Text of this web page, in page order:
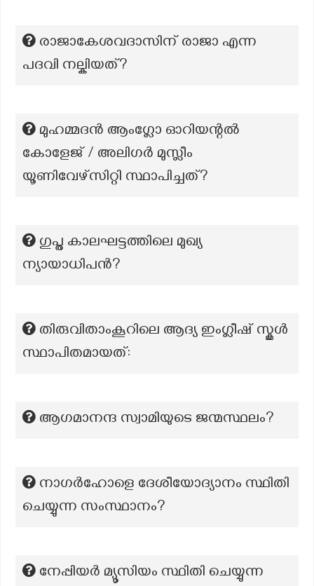
രാജാകേശവദാസിന് രാജാ എന്ന
പദവി നല്കിയത്?
മുഹമ്മദൻ ആംഗ്ലോ ഓറിയന്റൽ
കോളേജ് / അലിഗർ മുസ്ലീം
യൂണിവേഴ്സിറ്റി സ്ഥാപിച്ചത്?
ഗുപ്ത കാലഘട്ടത്തിലെ മുഖ്യ
ന്യായാധിപൻ?
തിരുവിതാംകൂറിലെ ആദ്യ ഇംഗ്ലീഷ് സ്കൂൾ
സ്ഥാപിതമായത്:
ആഗമാനന്ദ സ്വാമിയുടെ ജന്മസ്ഥലം?
നാഗർഹോളെ ദേശീയോദ്യാനം സ്ഥിതി
ചെയ്യുന്ന സംസ്ഥാനം?
നേപ്പിയര്‍ മ്യൂസിയം സ്ഥിതി ചെയ്യുന്ന